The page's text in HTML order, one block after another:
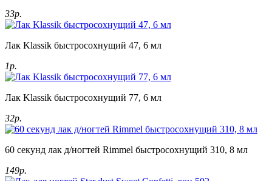
33р.
Лак Klassik быстросохнущий 47, 6 мл
1р.
Лак Klassik быстросохнущий 77, 6 мл
32р.
60 секунд лак д/ногтей Rimmel быстросохнущий 310, 8 мл
149р.